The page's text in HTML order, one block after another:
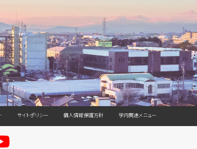
サイトポリシー 個人情報保護方針 学内関連メニュー